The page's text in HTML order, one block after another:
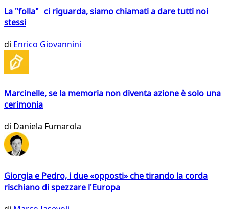
La "folla" ci riguarda, siamo chiamati a dare tutti noi
stessi
di Enrico Giovannini
Marcinelle, se la memoria non diventa azione è solo una
cerimonia
di Daniela Fumarola
Giorgia e Pedro, i due «opposti» che tirando la corda
rischiano di spezzare l'Europa